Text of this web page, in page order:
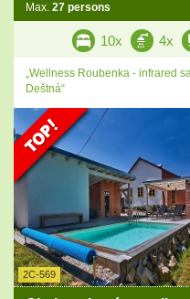
Max. 27 persons
10x 4x
„Wellness Roubenka - infrared
Deštná“
2C-569